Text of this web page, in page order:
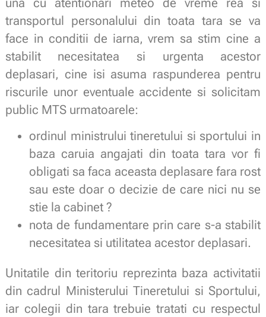
una cu atentionari meteo de vreme rea si
transportul personalului din toata tara se va
face in conditii de iarna, vrem sa stim cine a
stabilit necesitatea si urgenta acestor
deplasari, cine isi asuma raspunderea pentru
riscurile unor eventuale accidente si solicitam
public MTS urmatoarele:
ordinul ministrului tineretului si sportului in
baza caruia angajati din toata tara vor fi
obligati sa faca aceasta deplasare fara rost
sau este doar o decizie de care nici nu se
stie la cabinet ?
nota de fundamentare prin care s-a stabilit
necesitatea si utilitatea acestor deplasari.
Unitatile din teritoriu reprezinta baza activitatii
din cadrul Ministerului Tineretului si Sportului,
iar colegii din tara trebuie tratati cu respectul